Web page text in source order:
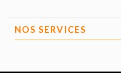
NOS SERVICES